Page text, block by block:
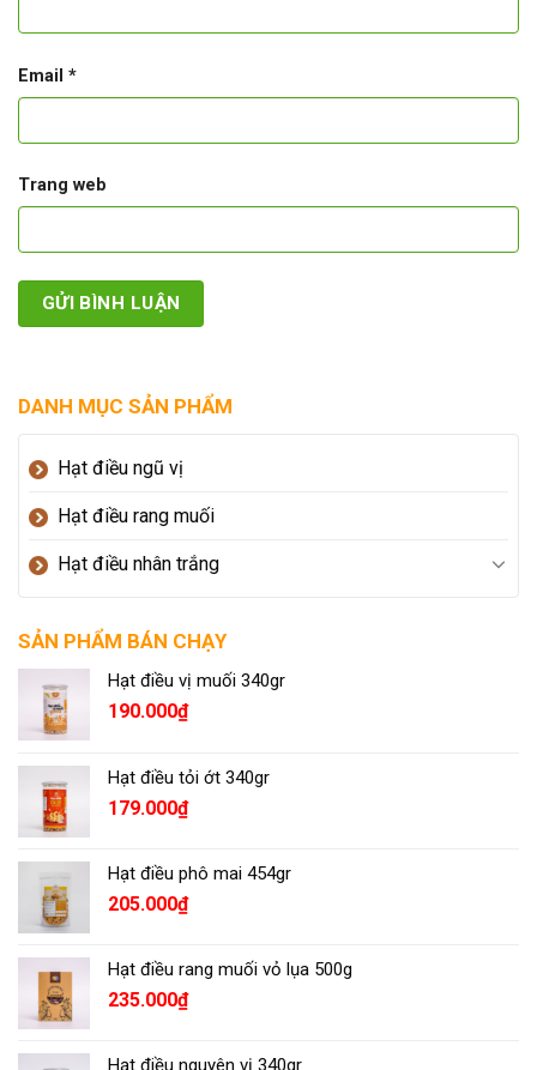
DANH MỤC SẢN PHẨM
Hạt điều ngũ vị
Hạt điều rang muối
Hạt điều nhân trắng
SẢN PHẨM BÁN CHẠY
Hạt điều vị muối 340gr
190.000₫
Hạt điều tỏi ớt 340gr
179.000₫
Hạt điều phô mai 454gr
205.000₫
Hạt điều rang muối vỏ lụa 500g
235.000₫
Hạt điều nguyên vị 340gr
Email *
Trang web